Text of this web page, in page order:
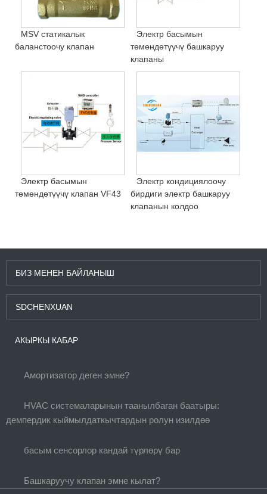
MSV статикалык
баланстоочу клапан
Электр басымын
төмөндөтүүчү башкаруу
клапаны
Электр басымын
төмөндөтүүчү клапан VF43
Электр кондициялоочу
бирдиги электр башкаруу
клапанын колдоо
БИЗ МЕНЕН БАЙЛАНЫШ
SDCHENXUAN
АКЫРКЫ КАБАР
Амортизатор деген эмне?
HVAC системаларынын таанылбаган баатыры:
демпердик кыймылдаткычтардын ролун изилдөө
басым сенсорлор кандай түрлөрү бар
Башкаруучу клапан эмне кылат?